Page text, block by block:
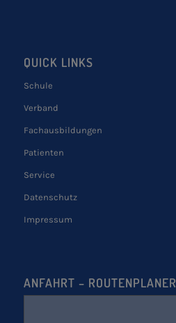
QUICK LINKS
Schule
Verband
Fachausbildungen
Patienten
Service
Datenschutz
Impressum
ANFAHRT – ROUTENPLANER